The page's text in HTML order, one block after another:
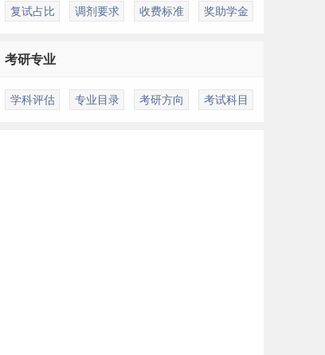
复试占比 调剂要求 收费标准 奖助学金
考研专业
学科评估 专业目录 考研方向 考试科目